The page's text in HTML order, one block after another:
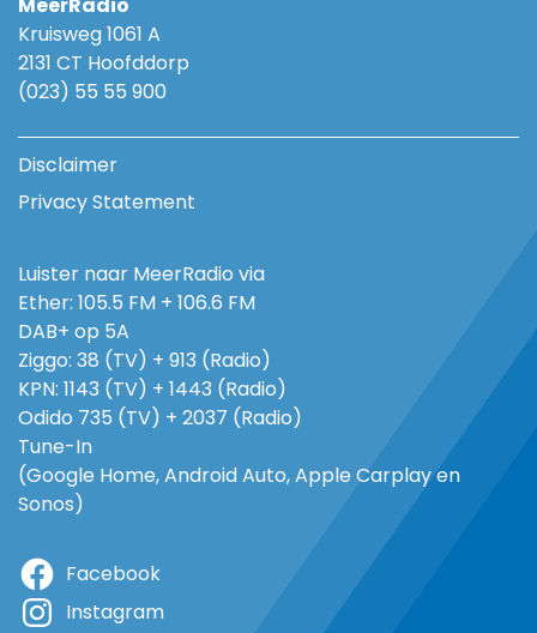
Kruisweg 1061 A
2131 CT Hoofddorp
(023) 55 55 900
Disclaimer
Privacy Statement
Luister naar MeerRadio via
Ether: 105.5 FM + 106.6 FM
DAB+ op 5A
Ziggo: 38 (TV) + 913 (Radio)
KPN: 1143 (TV) + 1443 (Radio)
Odido 735 (TV) + 2037 (Radio)
Tune-In
(Google Home, Android Auto, Apple Carplay en
Sonos)
Facebook
Instagram